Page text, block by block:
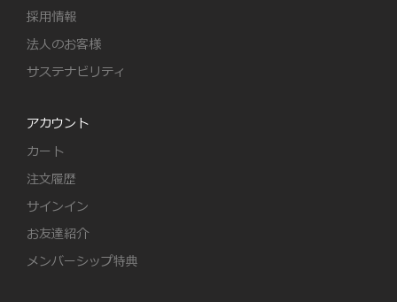
採用情報
法人のお客様
サステナビリティ
アカウント
カート
注文履歴
サインイン
お友達紹介
メンバーシップ特典